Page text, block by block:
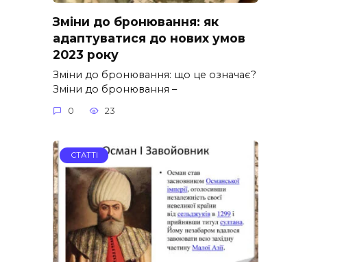
Зміни до бронювання: як
адаптуватися до нових умов
2023 року
Зміни до бронювання: що це означає?
Зміни до бронювання –
0 23
СТАТТІ